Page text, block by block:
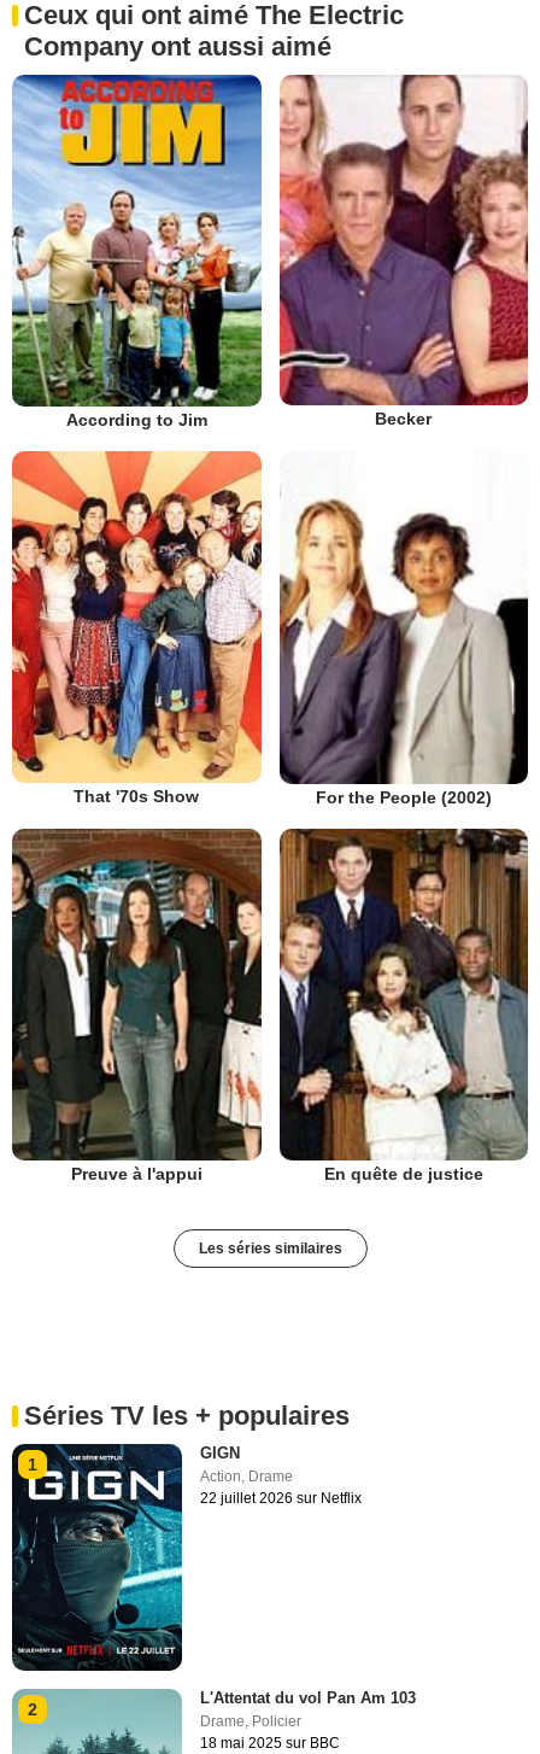
Ceux qui ont aimé The Electric
Company ont aussi aimé
According to Jim Becker
That '70s Show For the People (2002)
Preuve à l'appui En quête de justice
Les séries similaires
Séries TV les + populaires
1
GIGN
Action, Drame
22 juillet 2026 sur Netflix
2
L'Attentat du vol Pan Am 103
Drame, Policier
18 mai 2025 sur BBC